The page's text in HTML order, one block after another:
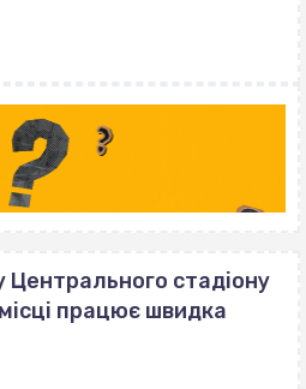
Центрального стадіону
працює швидка